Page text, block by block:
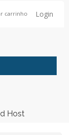
carrinho Login
Host